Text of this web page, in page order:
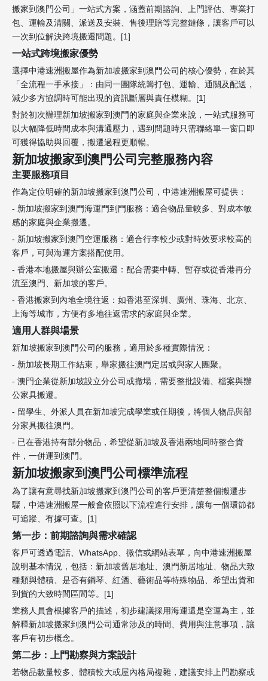
搬家到澳門公司」一站式方案，涵蓋前期諮詢、上門評估、專業打
包、運輸及清關、派送及安裝、售後理賠等完整鏈條，讓客戶可以
一次到位解決跨境搬遷問題。[1]
一站式跨境搬家優勢
選擇中港速洲搬屋作為新加坡搬家到澳門公司的核心優勢，在於其
「全流程一手承接」：由同一團隊統籌打包、運輸、通關及配送，
減少多方協調時可能出現的資訊斷層與責任模糊。[1]
對於初次辦理新加坡搬家到澳門的家庭與企業來說，一站式服務可
以大幅降低時間成本與溝通壓力，遇到問題時只需聯絡單一窗口即
可獲得協助與回覆，搬遷過程更順暢。
新加坡搬家到澳門公司完整服務內容
主要服務項目
作為定位明確的新加坡搬家到澳門公司，中港速洲搬屋可提供：
- 新加坡搬家到澳門海運門到門服務：適合物品量較多、對成本敏
感的家庭與企業搬遷。
- 新加坡搬家到澳門空運服務：適合行李較少或對時效要求較高的
客戶，可與海運方案搭配使用。
- 香港本地搬屋與辦公室搬遷：配合需要中轉、暫存或從香港再分
流至澳門、新加坡的客戶。
- 香港搬家到內地全境往返：如香港至深圳、廣州、珠海、北京、
上海等城市，方便有多地往返需求的家庭與企業。
適用人群與場景
新加坡搬家到澳門公司的服務，適用於多種實際情況：
- 新加坡長期工作結束，舉家搬往澳門定居或與家人團聚。
- 澳門企業從新加坡設立分公司或撤場，需要整批設備、檔案與辦
公家具搬遷。
- 留學生、外派人員在新加坡完成學業或任期後，將個人物品與部
分家具搬往澳門。
- 已在香港持有部分物品，希望從新加坡及香港兩地同時整合貨
件，一併運到澳門。
新加坡搬家到澳門公司標準流程
為了讓有意尋找新加坡搬家到澳門公司的客戶更清楚整個搬遷步
驟，中港速洲搬屋一般會依照以下流程進行安排，讓每一個環節都
可追蹤、有據可查。[1]
第一步：前期諮詢與需求確認
客戶可透過電話、WhatsApp、微信或網站表單，向中港速洲搬屋
說明基本情況，包括：新加坡舊居地址、澳門新居地址、物品大致
種類與體積、是否有鋼琴、紅酒、藝術品等特殊物品、希望出貨和
到貨的大致時間區間等。[1]
業務人員會根據客戶的描述，初步建議採用海運還是空運為主，並
解釋新加坡搬家到澳門公司通常涉及的時間、費用與注意事項，讓
客戶有初步概念。
第二步：上門勘察與方案設計
若物品數量較多、體積較大或屋內格局複雜，建議安排上門勘察或